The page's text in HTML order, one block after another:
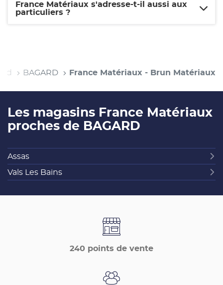
France Matériaux s'adresse-t-il aussi aux
particuliers ?
BAGARD France Matériaux - Brun Matériaux
Les magasins France Matériaux
proches de BAGARD
Assas
Vals Les Bains
240 points de vente